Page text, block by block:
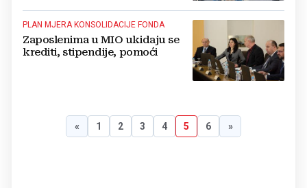
PLAN MJERA KONSOLIDACIJE FONDA
Zaposlenima u MIO ukidaju se
krediti, stipendije, pomoći
« 1 2 3 4 5 6 »